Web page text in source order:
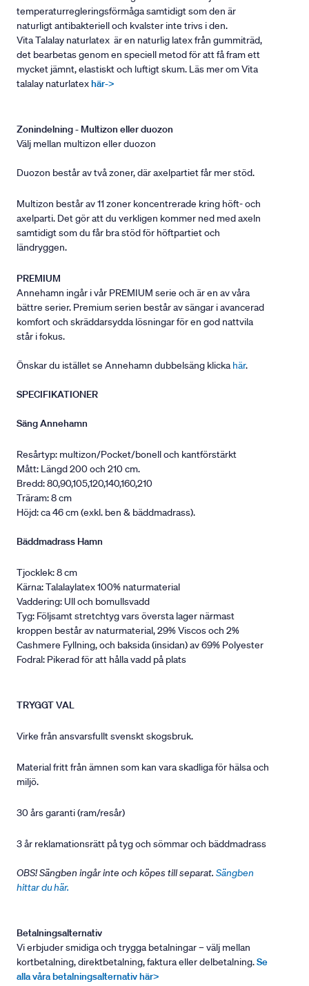
temperaturregleringsförmåga samtidigt som den är
naturligt antibakteriell och kvalster inte trivs i den.
Vita Talalay naturlatex är en naturlig latex från gummiträd,
det bearbetas genom en speciell metod för att få fram ett
mycket jämnt, elastiskt och luftigt skum. Läs mer om Vita
talalay naturlatexhär->
Zonindelning - Multizon eller duozon
Välj mellan multizon eller duozon
Duozon består av två zoner, där axelpartiet får mer stöd.
Multizon består av 11 zoner koncentrerade kring höft- och
axelparti. Det gör att du verkligen kommer ned med axeln
samtidigt som du får bra stöd för höftpartiet och
ländryggen.
PREMIUM
Annehamn ingår i vår PREMIUM serie och är en av våra
bättre serier. Premium serien består av sängar i avancerad
komfort och skräddarsydda lösningar för en god nattvila
står i fokus.
Önskar du istället se Annehamn dubbelsäng klicka här.
SPECIFIKATIONER
Säng Annehamn
Resårtyp: multizon/Pocket/bonell och kantförstärkt
Mått: Längd 200 och 210 cm.
Bredd: 80,90,105,120,140,160,210
Träram: 8 cm
Höjd: ca 46 cm (exkl. ben & bäddmadrass).
Bäddmadrass Hamn
Tjocklek: 8 cm
Kärna: Talalaylatex 100% naturmaterial
Vaddering: Ull och bomullsvadd
Tyg: Följsamt stretchtyg vars översta lager närmast
kroppen består av naturmaterial, 29% Viscos och 2%
Cashmere Fyllning, och baksida (insidan) av 69% Polyester
Fodral: Pikerad för att hålla vadd på plats
TRYGGT VAL
Virke från ansvarsfullt svenskt skogsbruk.
Material fritt från ämnen som kan vara skadliga för hälsa och
miljö.
30 års garanti (ram/resår)
3 år reklamationsrätt på tyg och sömmar och bäddmadrass
OBS! Sängben ingår inte och köpes till separat. Sängben
hittar du här.
Betalningsalternativ
Vi erbjuder smidiga och trygga betalningar – välj mellan
kortbetalning, direktbetalning, faktura eller delbetalning.Se
alla våra betalningsalternativ här>